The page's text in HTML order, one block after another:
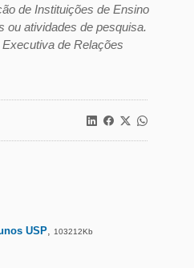
de Instituições de Ensino
ou atividades de pesquisa.
de Relações
USP, 103212Kb